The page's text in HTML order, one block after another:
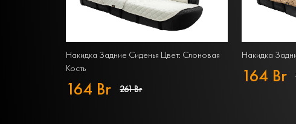
Накидка Задние Сиденья Цвет: Слоновая
Кость
164 Br 261 Br
Накидка
164 Br